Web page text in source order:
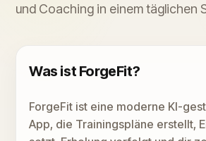
und Coaching in einem täglichen
Was ist ForgeFit?
ForgeFit ist eine moderne KI-
App, die Trainingspläne erstellt,